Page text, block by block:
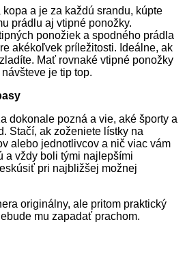
a je za každú srandu, kúpte
prádlu aj vtipné ponožky.
ponožiek a spodného prádla
akékoľvek príležitosti. Ideálne, ak
Mať rovnaké vtipné ponožky
je tip top.
dokonale pozná a vie, aké športy a
Stačí, ak zoženiete lístky na
alebo jednotlivcov a nič viac vám
a vždy boli tými najlepšími
pri najbližšej možnej
originálny, ale pritom praktický
mu zapadať prachom.